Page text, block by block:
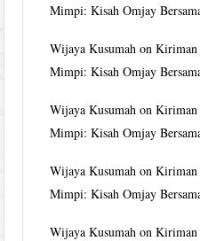
Mimpi: Kisah Omjay
Wijaya Kusumah onKiriman
Mimpi: Kisah Omjay
Wijaya Kusumah onKiriman
Mimpi: Kisah Omjay
Wijaya Kusumah onKiriman
Mimpi: Kisah Omjay
Wijaya Kusumah onKiriman